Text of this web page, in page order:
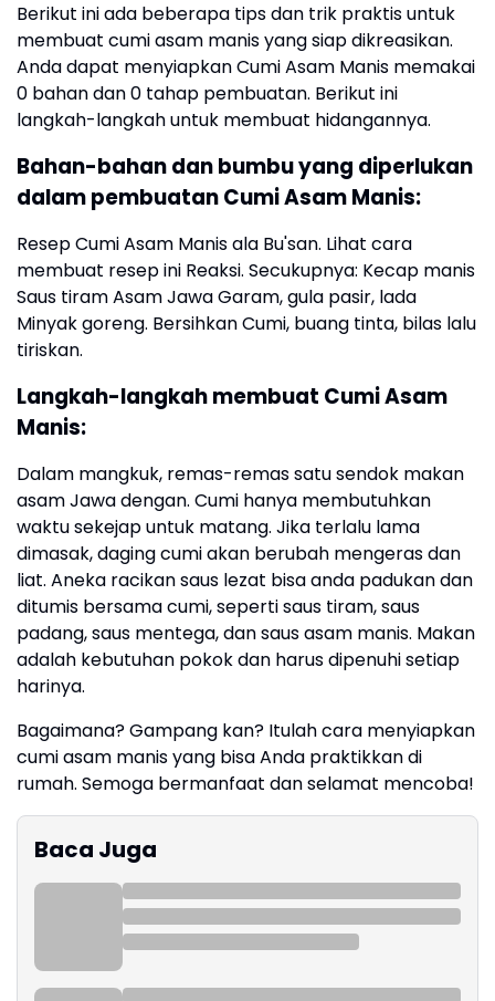
Berikut ini ada beberapa tips dan trik praktis untuk
membuat cumi asam manis yang siap dikreasikan.
Anda dapat menyiapkan Cumi Asam Manis memakai
0 bahan dan 0 tahap pembuatan. Berikut ini
langkah-langkah untuk membuat hidangannya.
Bahan-bahan dan bumbu yang diperlukan
dalam pembuatan Cumi Asam Manis:
Resep Cumi Asam Manis ala Bu'san. Lihat cara
membuat resep ini Reaksi. Secukupnya: Kecap manis
Saus tiram Asam Jawa Garam, gula pasir, lada
Minyak goreng. Bersihkan Cumi, buang tinta, bilas lalu
tiriskan.
Langkah-langkah membuat Cumi Asam
Manis:
Dalam mangkuk, remas-remas satu sendok makan
asam Jawa dengan. Cumi hanya membutuhkan
waktu sekejap untuk matang. Jika terlalu lama
dimasak, daging cumi akan berubah mengeras dan
liat. Aneka racikan saus lezat bisa anda padukan dan
ditumis bersama cumi, seperti saus tiram, saus
padang, saus mentega, dan saus asam manis. Makan
adalah kebutuhan pokok dan harus dipenuhi setiap
harinya.
Bagaimana? Gampang kan? Itulah cara menyiapkan
cumi asam manis yang bisa Anda praktikkan di
rumah. Semoga bermanfaat dan selamat mencoba!
Baca Juga